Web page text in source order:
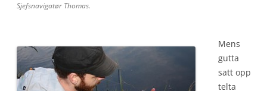
Sjefsnavigatør Thomas.
Mens
gutta
satt opp
telta